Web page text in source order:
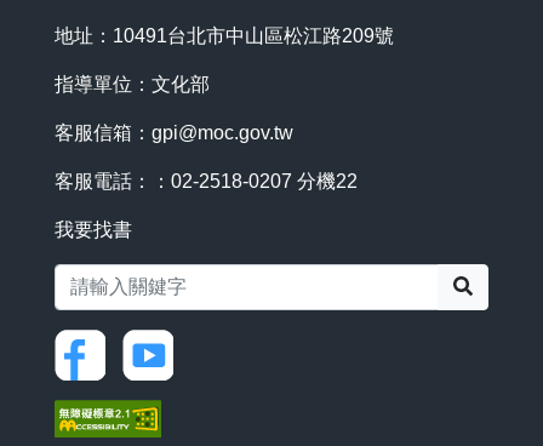
地址：10491台北市中山區松江路209號
指導單位：文化部
客服信箱： gpi@moc.gov.tw
客服電話：：02-2518-0207 分機22
我要找書